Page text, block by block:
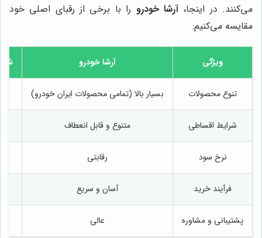
می‌کنند. در اینجا،آرشا خودرو را با برخی از رقبای اصلی خود
مقایسه می‌کنیم:
ویژگی آرشا خودرو
تنوع محصولات بسیار بالا (تمامی محصولات ایران خودرو)
شرایط اقساطی متنوع و قابل انعطاف
نرخ سود رقابتی
فرآیند خرید آسان و سریع
پشتیبانی و مشاوره عالی